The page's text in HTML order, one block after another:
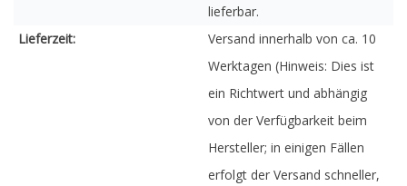
lieferbar.
Lieferzeit:
Versand innerhalb von ca. 10
Werktagen (Hinweis: Dies ist
ein Richtwert und abhängig
von der Verfügbarkeit beim
Hersteller; in einigen Fällen
erfolgt der Versand schneller,